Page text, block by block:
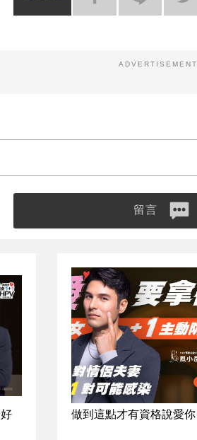
ADVERTISEMENT
留言
做到這點才有資格說愛你